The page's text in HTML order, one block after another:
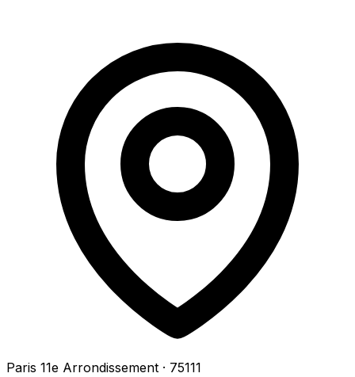
Paris 11e Arrondissement · 75111